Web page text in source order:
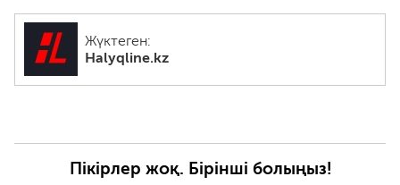
Жүктеген:
Halyqline.kz
Пікірлер жоқ. Бірінші болыңыз!